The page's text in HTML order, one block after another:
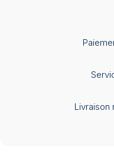
Livraison